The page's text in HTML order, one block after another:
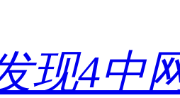
现4中